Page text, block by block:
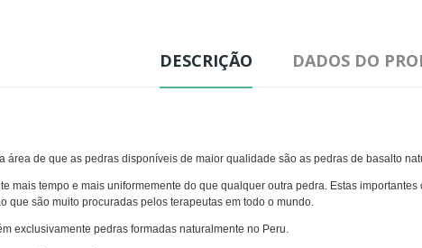
DESCRIÇÃO DADOS DO
área de que as pedras disponíveis de maior qualidade são as pedras de basalto
mais tempo e mais uniformemente do que qualquer outra pedra. Estas
que são muito procuradas pelos terapeutas em todo o mundo.
exclusivamente pedras formadas naturalmente no Peru.